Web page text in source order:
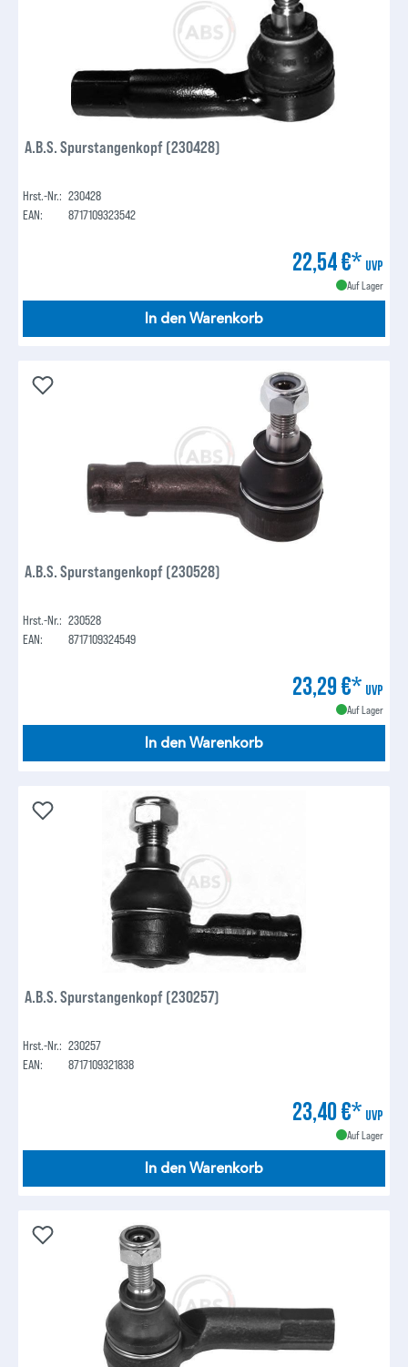
A.B.S. Spurstangenkopf (230428)
Hrst.-Nr.: 230428
EAN:
8717109323542
22,54 €* UVP
Auf Lager
In den Warenkorb
A.B.S. Spurstangenkopf (230528)
Hrst.-Nr.: 230528
EAN:
8717109324549
23,29 €* UVP
Auf Lager
In den Warenkorb
A.B.S. Spurstangenkopf (230257)
Hrst.-Nr.: 230257
EAN:
8717109321838
23,40 €* UVP
Auf Lager
In den Warenkorb